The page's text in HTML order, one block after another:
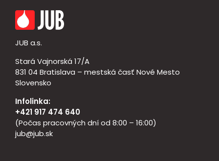
JUB a.s.
Stará Vajnorská 17/A
831 04 Bratislava – mestská časť Nové Mesto
Slovensko
Infolinka:
+421 917 474 640
(Počas pracovných dní od 8:00 – 16:00)
jub@jub.sk